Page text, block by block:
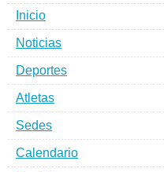
Inicio
Noticias
Deportes
Atletas
Sedes
Calendario